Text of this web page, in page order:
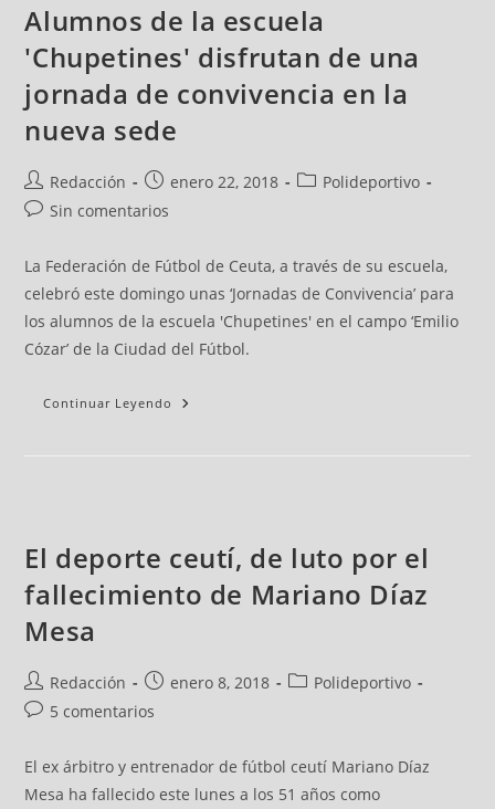
Alumnos de la escuela
'Chupetines' disfrutan de una
jornada de convivencia en la
nueva sede
Redacción enero 22, 2018
Polideportivo
Sin comentarios
La Federación de Fútbol de Ceuta, a través de su escuela,
celebró este domingo unas ‘Jornadas de Convivencia’ para
los alumnos de la escuela 'Chupetines' en el campo ‘Emilio
Cózar’ de la Ciudad del Fútbol.
Continuar Leyendo
El deporte ceutí, de luto por el
fallecimiento de Mariano Díaz
Mesa
Redacción enero 8, 2018
Polideportivo
5 comentarios
El ex árbitro y entrenador de fútbol ceutí Mariano Díaz
Mesa ha fallecido este lunes a los 51 años como